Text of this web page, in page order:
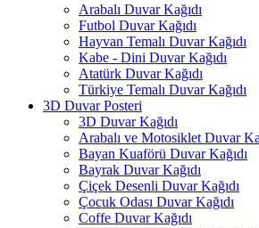
Arabalı Duvar Kağıdı
Futbol Duvar Kağıdı
Hayvan Temalı Duvar Kağıdı
Kabe - Dini Duvar Kağıdı
Atatürk Duvar Kağıdı
Türkiye Temalı Duvar Kağıdı
3D Duvar Posteri
3D Duvar Kağıdı
Arabalı ve Motosiklet Duvar
Bayan Kuaförü Duvar Kağıdı
Bayrak Duvar Kağıdı
Çiçek Desenli Duvar Kağıdı
Çocuk Odası Duvar Kağıdı
Coffe Duvar Kağıdı